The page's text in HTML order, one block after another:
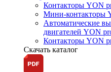
Контакторы YON
Мини-контакторы
Автоматические
двигателей YON
Контакторы YON
Скачать каталог